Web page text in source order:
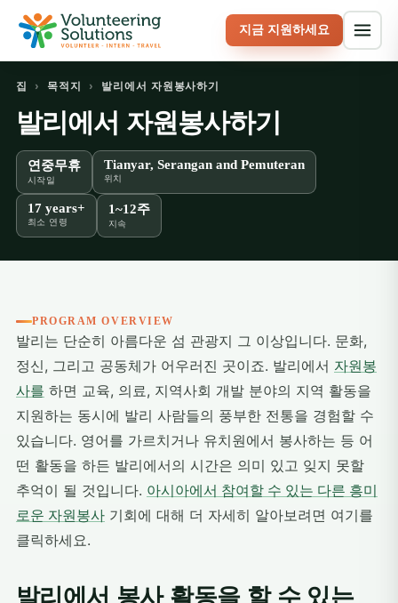
지금 지원하세요
집 › 목적지 › 발리에서 자원봉사하기
발리에서 자원봉사하기
연중무휴
시작일
Tianyar, Serangan and Pemuteran
위치
17 years+
최소 연령
1~12주
지속
PROGRAM OVERVIEW
발리는 단순히 아름다운 섬 관광지 그 이상입니다. 문화,
정신, 그리고 공동체가 어우러진 곳이죠. 발리에서 자원봉
사를 하면 교육, 의료, 지역사회 개발 분야의 지역 활동을
지원하는 동시에 발리 사람들의 풍부한 전통을 경험할 수
있습니다. 영어를 가르치거나 유치원에서 봉사하는 등 어
떤 활동을 하든 발리에서의 시간은 의미 있고 잊지 못할
추억이 될 것입니다. 아시아에서 참여할 수 있는 다른 흥미
로운 자원봉사 기회에 대해 더 자세히 알아보려면 여기를
클릭하세요.
발리에서 봉사 활동을 할 수 있는